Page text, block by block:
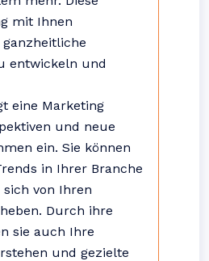
mit Ihnen
entwickeln und
eine Marketing
und neue
ein. Sie können
in Ihrer Branche
von Ihren
Durch ihre
sie auch Ihre
und gezielte